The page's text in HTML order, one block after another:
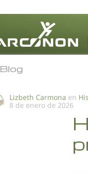
Blog
Lizbeth Carmona en
8 de enero de 2026
Blog